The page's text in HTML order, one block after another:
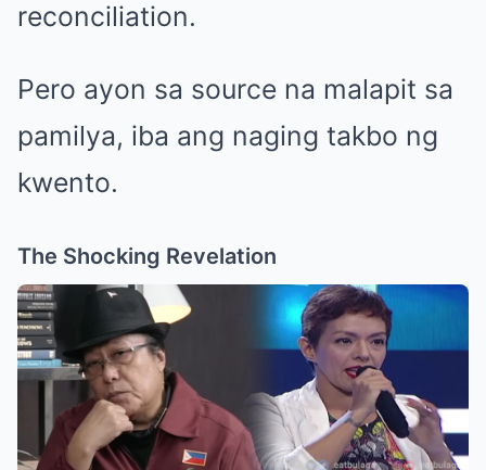
reconciliation.
Pero ayon sa source na malapit sa
pamilya, iba ang naging takbo ng
kwento.
The Shocking Revelation